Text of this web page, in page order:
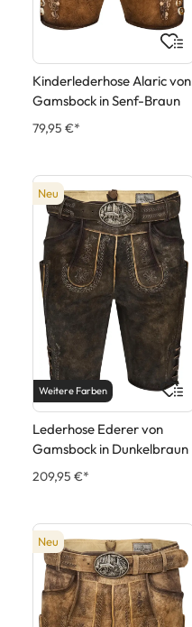
Kinderlederhose Alaric von
Gamsbock in Senf-Braun
79,95 €*
Neu
Weitere Farben
Lederhose Ederer von
Gamsbock in Dunkelbraun
209,95 €*
Neu